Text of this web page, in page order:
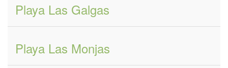
Playa Las Galgas
Playa Las Monjas